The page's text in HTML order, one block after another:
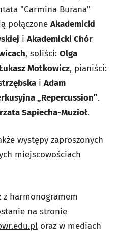
"Carmina Burana"
połączone Akademicki
i Akademicki Chór
, soliści: Olga
Motkowicz, pianiści:
i Adam
„Repercussion”.
Sapiecha-Muzioł.
występy zaproszonych
miejscowościach
z harmonogramem
na stronie
oraz w mediach